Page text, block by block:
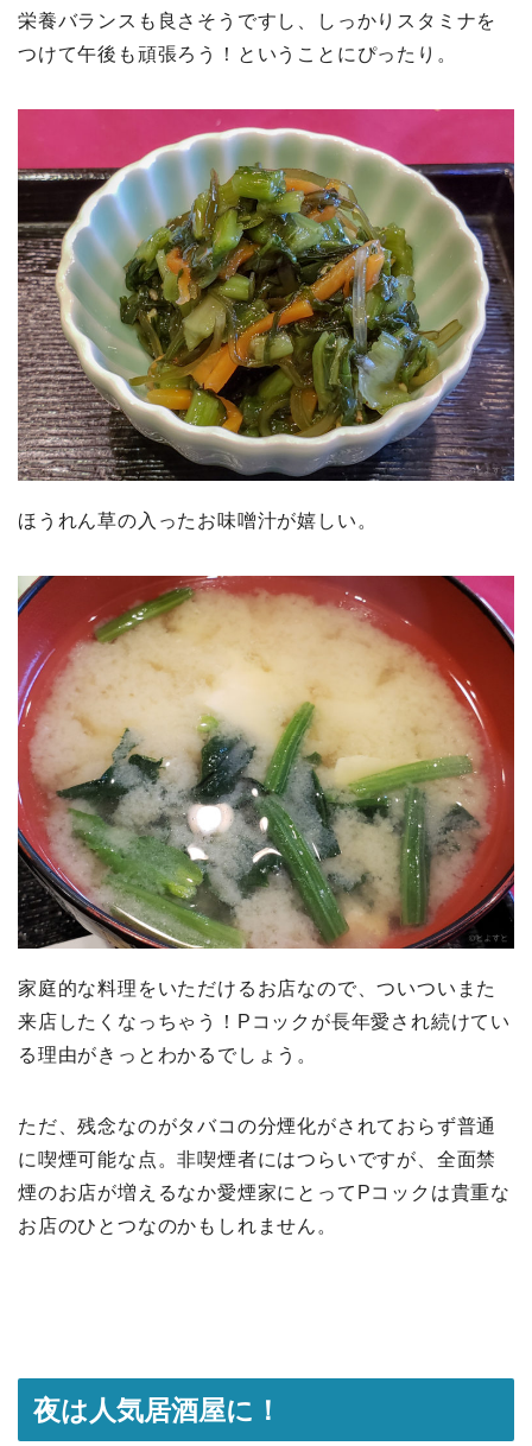
栄養バランスも良さそうですし、しっかりスタミナを
つけて午後も頑張ろう！ということにぴったり。
ほうれん草の入ったお味噌汁が嬉しい。
家庭的な料理をいただけるお店なので、ついついまた
来店したくなっちゃう！Pコックが長年愛され続けてい
る理由がきっとわかるでしょう。
ただ、残念なのがタバコの分煙化がされておらず普通
に喫煙可能な点。非喫煙者にはつらいですが、全面禁
煙のお店が増えるなか愛煙家にとってPコックは貴重な
お店のひとつなのかもしれません。
夜は人気居酒屋に！